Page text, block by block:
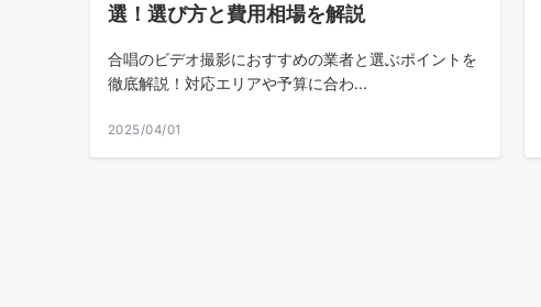
選！選び方と費用相場を解説
合唱のビデオ撮影におすすめの業者と選ぶポイントを
徹底解説！対応エリアや予算に合わ...
2025/04/01